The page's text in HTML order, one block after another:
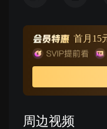
首月15
周边视频